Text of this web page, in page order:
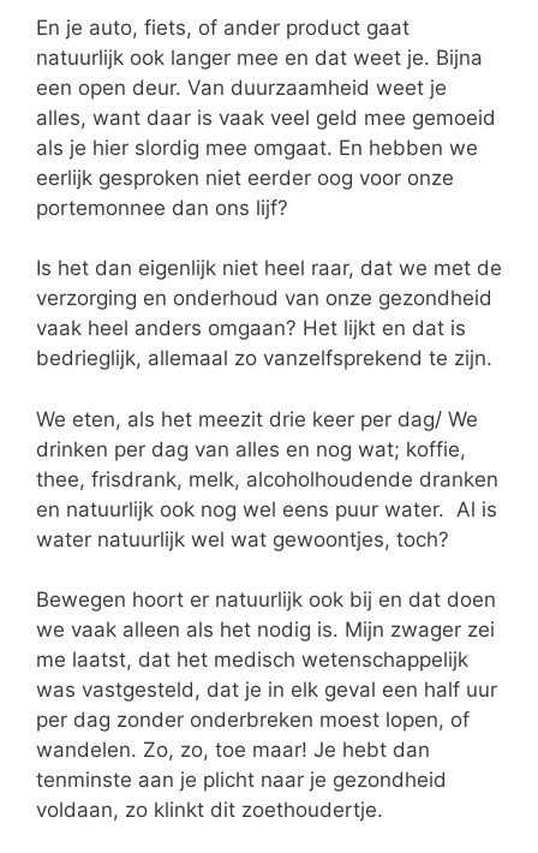
En je auto, fiets, of ander product gaat
natuurlijk ook langer mee en dat weet je. Bijna
een open deur. Van duurzaamheid weet je
alles, want daar is vaak veel geld mee gemoeid
als je hier slordig mee omgaat. En hebben we
eerlijk gesproken niet eerder oog voor onze
portemonnee dan ons lijf?
Is het dan eigenlijk niet heel raar, dat we met de
verzorging en onderhoud van onze gezondheid
vaak heel anders omgaan? Het lijkt en dat is
bedrieglijk, allemaal zo vanzelfsprekend te zijn.
We eten, als het meezit drie keer per dag/ We
drinken per dag van alles en nog wat; koffie,
thee, frisdrank, melk, alcoholhoudende dranken
en natuurlijk ook nog wel eens puur water. Al is
water natuurlijk wel wat gewoontjes, toch?
Bewegen hoort er natuurlijk ook bij en dat doen
we vaak alleen als het nodig is. Mijn zwager zei
me laatst, dat het medisch wetenschappelijk
was vastgesteld, dat je in elk geval een half uur
per dag zonder onderbreken moest lopen, of
wandelen. Zo, zo, toe maar! Je hebt dan
tenminste aan je plicht naar je gezondheid
voldaan, zo klinkt dit zoethoudertje.